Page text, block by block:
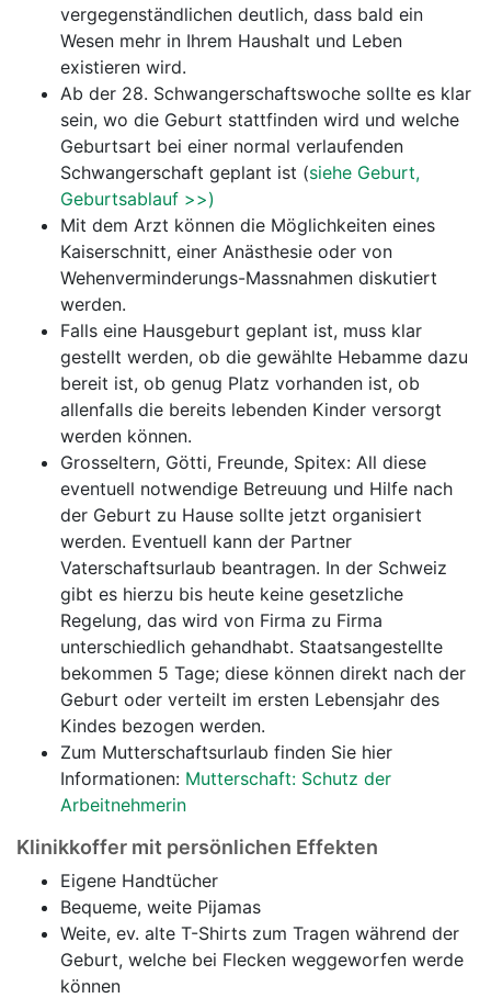
vergegenständlichen deutlich, dass bald ein
Wesen mehr in Ihrem Haushalt und Leben
existieren wird.
Ab der 28. Schwangerschaftswoche sollte es klar
sein, wo die Geburt stattfinden wird und welche
Geburtsart bei einer normal verlaufenden
Schwangerschaft geplant ist (siehe Geburt,
Geburtsablauf >>)
Mit dem Arzt können die Möglichkeiten eines
Kaiserschnitt, einer Anästhesie oder von
Wehenverminderungs-Massnahmen diskutiert
werden.
Falls eine Hausgeburt geplant ist, muss klar
gestellt werden, ob die gewählte Hebamme dazu
bereit ist, ob genug Platz vorhanden ist, ob
allenfalls die bereits lebenden Kinder versorgt
werden können.
Grosseltern, Götti, Freunde, Spitex: All diese
eventuell notwendige Betreuung und Hilfe nach
der Geburt zu Hause sollte jetzt organisiert
werden. Eventuell kann der Partner
Vaterschaftsurlaub beantragen. In der Schweiz
gibt es hierzu bis heute keine gesetzliche
Regelung, das wird von Firma zu Firma
unterschiedlich gehandhabt. Staatsangestellte
bekommen 5 Tage; diese können direkt nach der
Geburt oder verteilt im ersten Lebensjahr des
Kindes bezogen werden.
Zum Mutterschaftsurlaub finden Sie hier
Informationen: Mutterschaft: Schutz der
Arbeitnehmerin
Klinikkoffer mit persönlichen Effekten
Eigene Handtücher
Bequeme, weite Pijamas
Weite, ev. alte T-Shirts zum Tragen während der
Geburt, welche bei Flecken weggeworfen werde
können